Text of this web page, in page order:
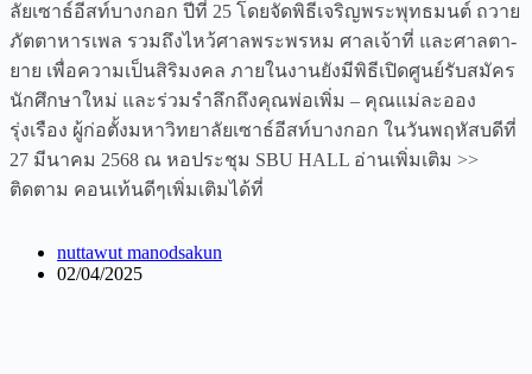
ลัยเซาธ์อีสท์บางกอก ปีที่ 25 โดยจัดพิธีเจริญพระพุทธมนต์ ถวาย
ภัตตาหารเพล รวมถึงไหว้ศาลพระพรหม ศาลเจ้าที่ และศาลตา-
ยาย เพื่อความเป็นสิริมงคล ภายในงานยังมีพิธีเปิดศูนย์รับสมัคร
นักศึกษาใหม่ และร่วมรำลึกถึงคุณพ่อเพิ่ม – คุณแม่ละออง
รุ่งเรือง ผู้ก่อตั้งมหาวิทยาลัยเซาธ์อีสท์บางกอก ในวันพฤหัสบดีที่
27 มีนาคม 2568 ณ หอประชุม SBU HALL อ่านเพิ่มเติม >>
ติดตาม คอนเท้นดีๆเพิ่มเติมได้ที่
nuttawut manodsakun
02/04/2025